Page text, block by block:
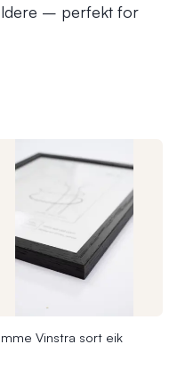
– perfekt for
Vinstra sort eik